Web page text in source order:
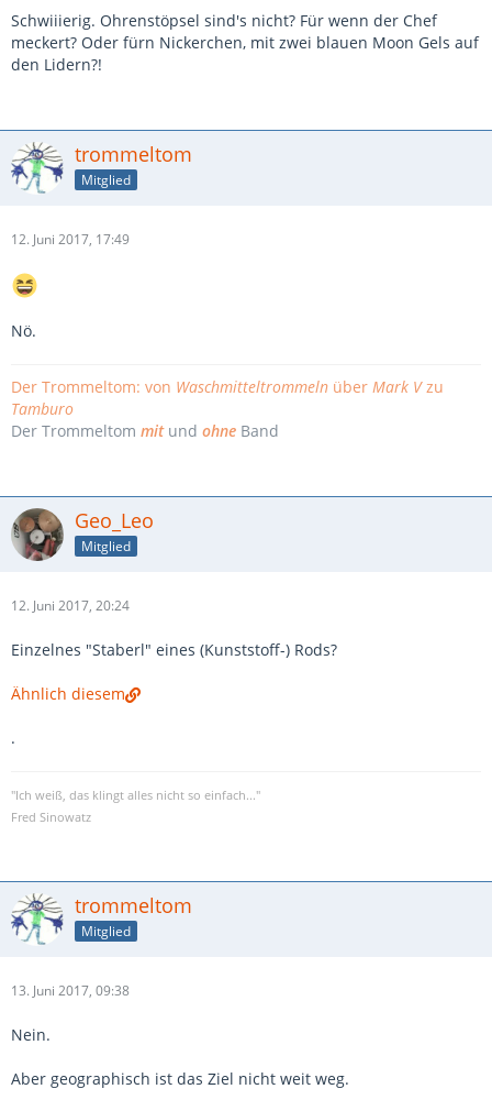
Schwiiierig. Ohrenstöpsel sind's nicht? Für wenn der Chef
meckert? Oder fürn Nickerchen, mit zwei blauen Moon Gels auf
den Lidern?!
trommeltom
Mitglied
12. Juni 2017, 17:49
Nö.
Der Trommeltom: von Waschmitteltrommeln über Mark Vzu
Tamburo
Der Trommeltom mitund ohne Band
Geo_Leo
Mitglied
12. Juni 2017, 20:24
Einzelnes "Staberl" eines (Kunststoff-) Rods?
Ähnlich diesem
.
"Ich weiß, das klingt alles nicht so einfach..."
Fred Sinowatz
trommeltom
Mitglied
13. Juni 2017, 09:38
Nein.
Aber geographisch ist das Ziel nicht weit weg.